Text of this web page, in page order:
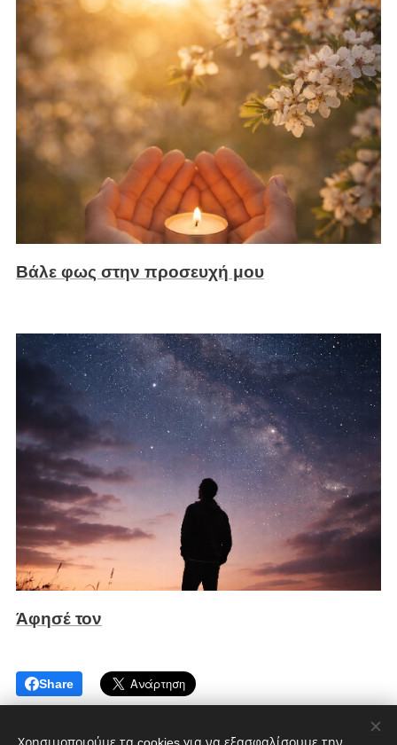
Βάλε φως στην προσευχή μου
Άφησέ τον
Share